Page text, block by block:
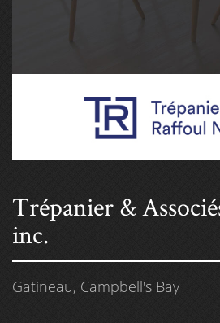
Trépanier &
inc.
Gatineau Campbell's Bay